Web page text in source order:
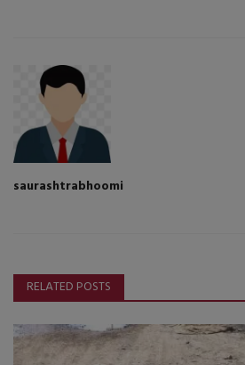
saurashtrabhoomi
RELATED POSTS